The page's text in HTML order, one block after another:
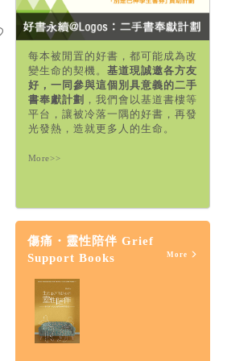
每本被閒置的好書，都可能成為改
變生命的契機。 基道現誠邀各方友
好，一同參與這個別具意義的二手
書奉獻計劃 ，我們會以基道書樓等
平台，讓被冷落一隅的好書，再發
光發熱，造就更多人的生命。
More>>
傷痛・靈性陪伴 Grief
Support Books
More